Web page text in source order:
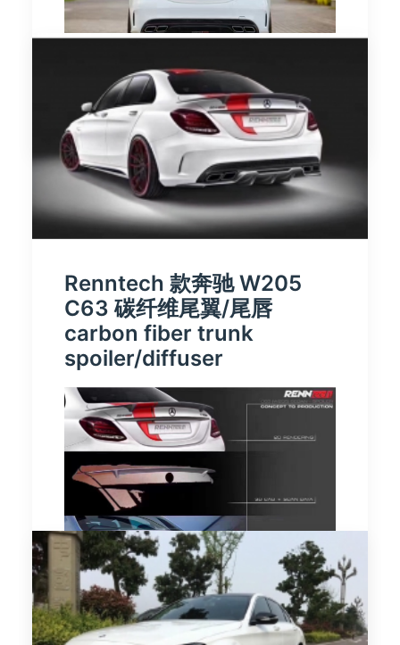
由 时讯改装
Renntech 款奔驰 W205
C63 碳纤维尾翼/尾唇
carbon fiber trunk
spoiler/diffuser
由 时讯改装